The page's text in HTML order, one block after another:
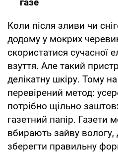
Коли після зливи чи
додому у мокрих
скористатися сучасної
взуття. Але такий
делікатну шкіру. Тому
перевірений метод:
потрібно щільно
газетний папір. Газети
вбирають зайву
зберегти правильну